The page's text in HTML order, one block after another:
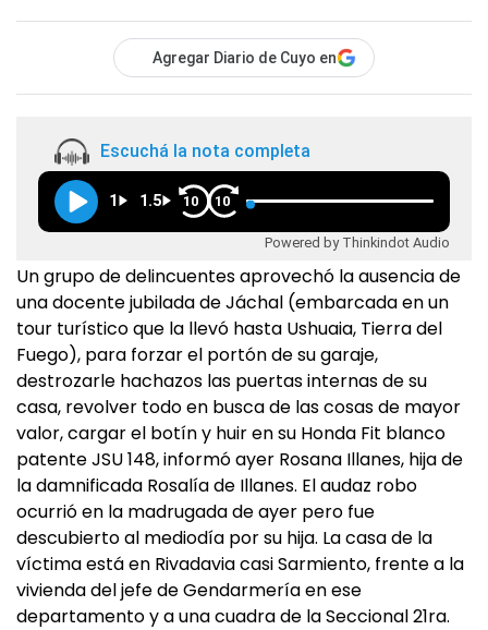
Agregar Diario de Cuyo en
Escuchá la nota completa
1 1.5 10 10
Powered by Thinkindot Audio
Un grupo de delincuentes aprovechó la ausencia de
una docente jubilada de Jáchal (embarcada en un
tour turístico que la llevó hasta Ushuaia, Tierra del
Fuego), para forzar el portón de su garaje,
destrozarle hachazos las puertas internas de su
casa, revolver todo en busca de las cosas de mayor
valor, cargar el botín y huir en su Honda Fit blanco
patente JSU 148, informó ayer Rosana Illanes, hija de
la damnificada Rosalía de Illanes. El audaz robo
ocurrió en la madrugada de ayer pero fue
descubierto al mediodía por su hija. La casa de la
víctima está en Rivadavia casi Sarmiento, frente a la
vivienda del jefe de Gendarmería en ese
departamento y a una cuadra de la Seccional 21ra.